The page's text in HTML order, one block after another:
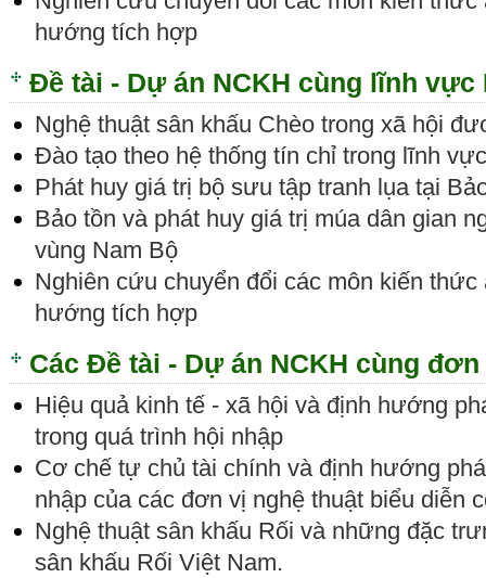
hướng tích hợp
Đề tài - Dự án NCKH cùng lĩnh vực
Nghệ thuật sân khấu Chèo trong xã hội
Đào tạo theo hệ thống tín chỉ trong lĩnh
Phát huy giá trị bộ sưu tập tranh lụa tại
Bảo tồn và phát huy giá trị múa dân gian
vùng Nam Bộ
Nghiên cứu chuyển đổi các môn kiến thức
hướng tích hợp
Các Đề tài - Dự án NCKH cùng
Hiệu quả kinh tế - xã hội và định hướng
trong quá trình hội nhập
Cơ chế tự chủ tài chính và định hướng
nhập của các đơn vị nghệ thuật biểu diễn
Nghệ thuật sân khấu Rối và những đặc
sân khấu Rối Việt Nam.